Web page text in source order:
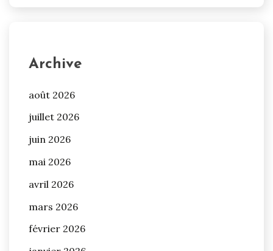
Archive
août 2026
juillet 2026
juin 2026
mai 2026
avril 2026
mars 2026
février 2026